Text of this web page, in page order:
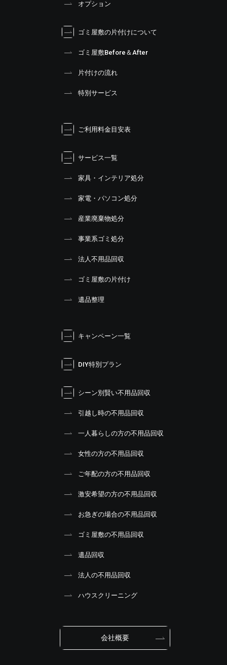
オプション
ゴミ屋敷の片付けについて
ゴミ屋敷Before＆After
片付けの流れ
特別サービス
ご利用料金目安表
サービス一覧
家具・インテリア処分
家電・パソコン処分
産業廃棄物処分
事業系ゴミ処分
法人不用品回収
ゴミ屋敷の片付け
遺品整理
キャンペーン一覧
DIY特別プラン
シーン別賢い不用品回収
引越し時の不用品回収
一人暮らしの方の不用品回収
女性の方の不用品回収
ご年配の方の不用品回収
激安希望の方の不用品回収
お急ぎの場合の不用品回収
ゴミ屋敷の不用品回収
遺品回収
法人の不用品回収
ハウスクリーニング
会社概要